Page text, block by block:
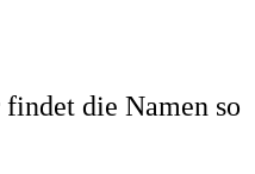
die Namen so